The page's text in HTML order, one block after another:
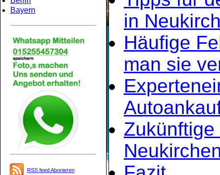
Bayern
RSS feed Abonieren
in
Häufige
man sie